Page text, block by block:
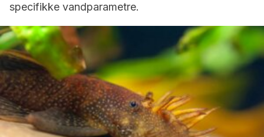
specifikke vandparametre.